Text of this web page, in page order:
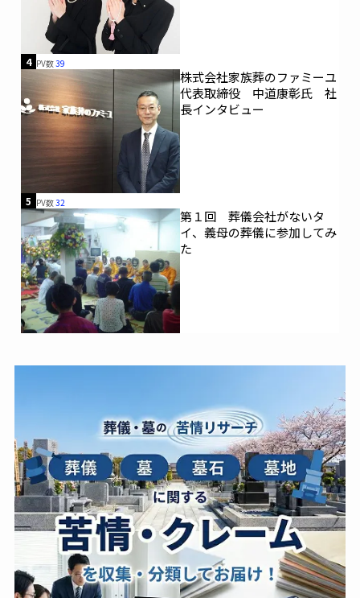
4 PV数39
株式会社家族葬のファミーユ
代表取締役 中道康彰氏 社
長インタビュー
5 PV数32
第１回 葬儀会社がないタ
イ、義母の葬儀に参加してみ
た